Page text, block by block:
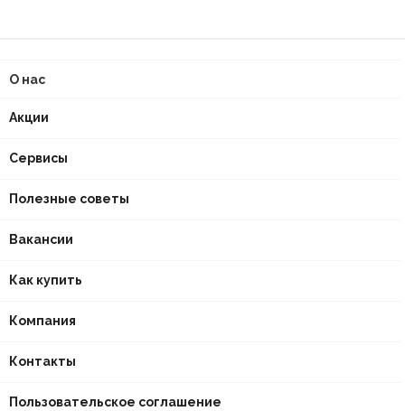
О нас
Акции
Сервисы
Полезные советы
Вакансии
Как купить
Компания
Контакты
Пользовательское соглашение